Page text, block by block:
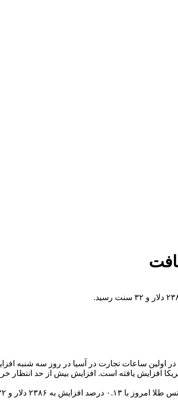
اولین ساعات تجارت در آسیا در روز سه شنبه
افزایش یافته است. افزایش بیش از حد انتظار